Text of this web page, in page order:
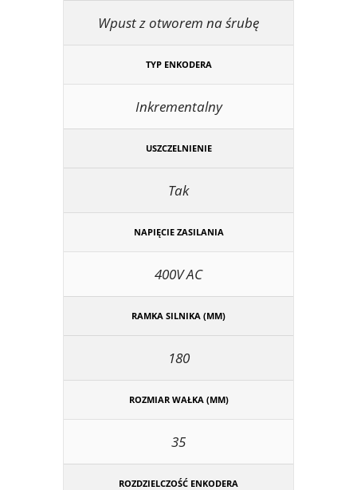
Wpust z otworem na śrubę
TYP ENKODERA
Inkrementalny
USZCZELNIENIE
Tak
NAPIĘCIE ZASILANIA
400V AC
RAMKA SILNIKA (MM)
180
ROZMIAR WAŁKA (MM)
35
ROZDZIELCZOŚĆ ENKODERA